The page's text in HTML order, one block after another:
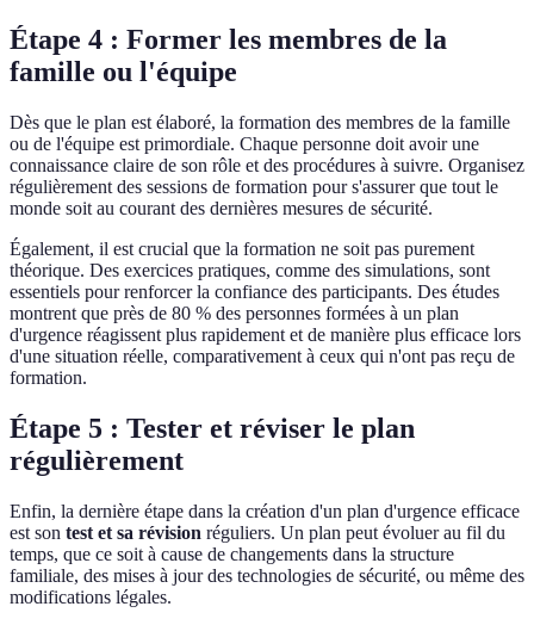
Étape 4 : Former les membres de la
famille ou l'équipe
Dès que le plan est élaboré, la formation des membres de la famille
ou de l'équipe est primordiale. Chaque personne doit avoir une
connaissance claire de son rôle et des procédures à suivre. Organisez
régulièrement des sessions de formation pour s'assurer que tout le
monde soit au courant des dernières mesures de sécurité.
Également, il est crucial que la formation ne soit pas purement
théorique. Des exercices pratiques, comme des simulations, sont
essentiels pour renforcer la confiance des participants. Des études
montrent que près de 80 % des personnes formées à un plan
d'urgence réagissent plus rapidement et de manière plus efficace lors
d'une situation réelle, comparativement à ceux qui n'ont pas reçu de
formation.
Étape 5 : Tester et réviser le plan
régulièrement
Enfin, la dernière étape dans la création d'un plan d'urgence efficace
est son test et sa révision réguliers. Un plan peut évoluer au fil du
temps, que ce soit à cause de changements dans la structure
familiale, des mises à jour des technologies de sécurité, ou même des
modifications légales.